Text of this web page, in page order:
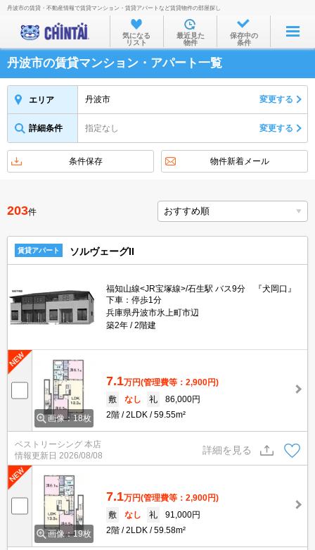
お部屋を探す
沿線・駅から
住所から
物件特集から
不動産会社から
TOP
丹波市の賃貸・不動産情報で賃貸マンション・賃貸アパートなど賃貸物件の部屋探し
気になる
リスト
最近見た
物件
保存中の
条件
丹波市の賃貸マンション・アパート一覧
エリア 丹波市 変更する
詳細条件 指定なし 変更する
条件保存 物件新着メール
203件
賃貸アパート ソルヴェーグII
福知山線<JR宝塚線>/石生駅 バス9分 『犬岡口』
下車：停歩1分
兵庫県丹波市氷上町市辺
築2年
2階建
画像：18枚
7.1万円(管理費等：2,900円)
敷
なし 礼
86,000円
2階
2LDK 59.55m²
ベストリーシング 本店
情報更新日 2026/08/08
詳細を見る
画像：19枚
7.1万円(管理費等：2,900円)
敷
なし 礼
91,000円
2階
2LDK 59.58m²